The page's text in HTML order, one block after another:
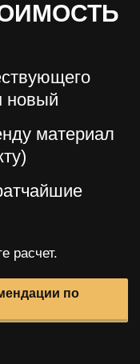
новый
материал
расчет.
по